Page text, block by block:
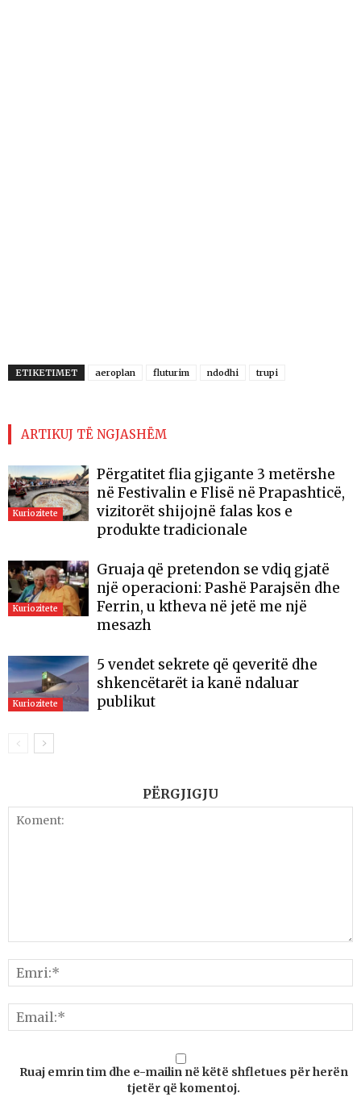
ETIKETIMET aeroplan fluturim ndodhi trupi
ARTIKUJ TË NGJASHËM
Kuriozitete
Përgatitet flia gjigante 3 metërshe
në Festivalin e Flisë në Prapashticë,
vizitorët shijojnë falas kos e
produkte tradicionale
Kuriozitete
Gruaja që pretendon se vdiq gjatë
një operacioni: Pashë Parajsën dhe
Ferrin, u ktheva në jetë me një
mesazh
Kuriozitete
5 vendet sekrete që qeveritë dhe
shkencëtarët ia kanë ndaluar
publikut
PËRGJIGJU
Ruaj emrin tim dhe e-mailin në këtë shfletues për herën
tjetër që komentoj.